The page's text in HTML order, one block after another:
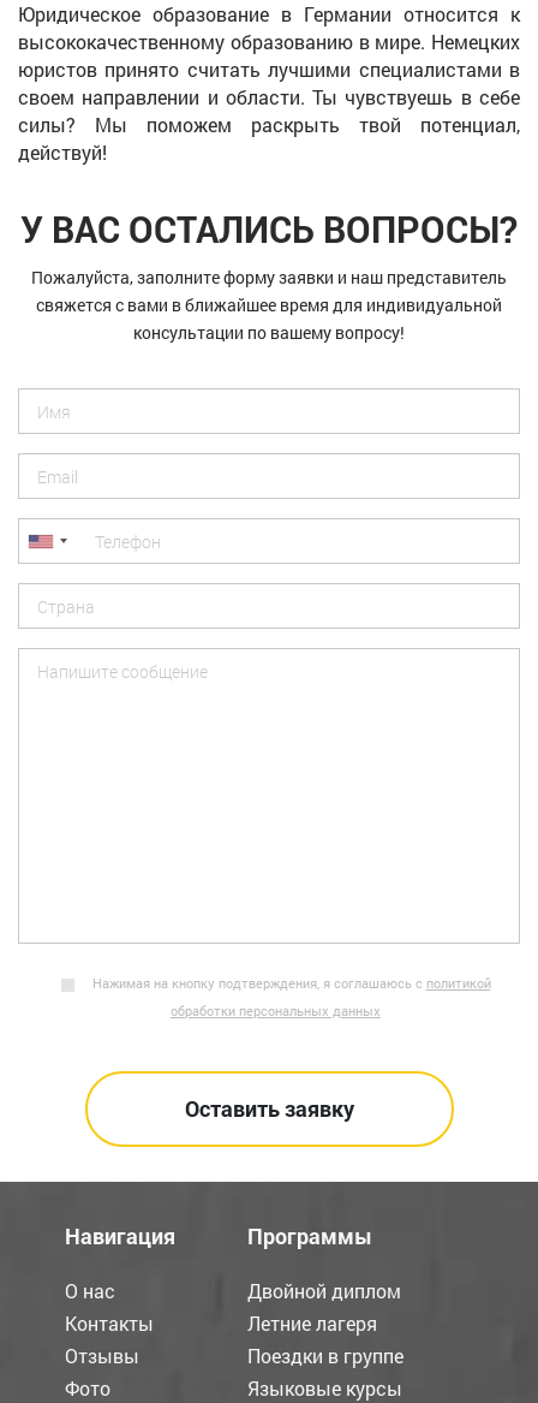
Юридическое образование в Германии относится к
высококачественному образованию в мире. Немецких
юристов принято считать лучшими специалистами в
своем направлении и области. Ты чувствуешь в себе
силы? Мы поможем раскрыть твой потенциал,
действуй!
У ВАС ОСТАЛИСЬ ВОПРОСЫ?
Пожалуйста, заполните форму заявки и наш представитель
свяжется с вами в ближайшее время для индивидуальной
консультации по вашему вопросу!
Нажимая на кнопку подтверждения, я соглашаюсь с политикой
обработки персональных данных
Навигация
О нас
Контакты
Отзывы
Фото
Программы
Двойной диплом
Летние лагеря
Поездки в группе
Языковые курсы